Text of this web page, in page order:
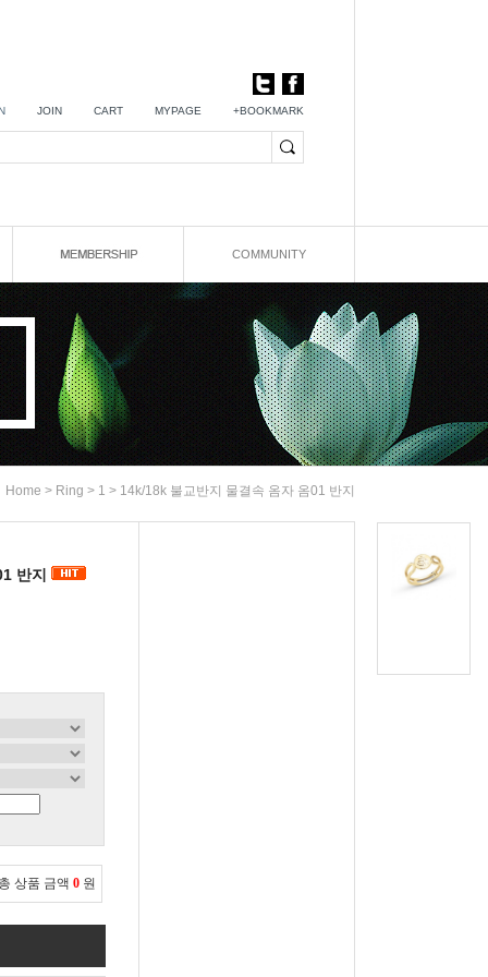
JOIN CART MYPAGE +BOOKMARK
COMMUNITY
Home > Ring > 1 > 14k/18k 불교반지 물결속 옴자 옴01 반지
반지
상품 금액 0 원